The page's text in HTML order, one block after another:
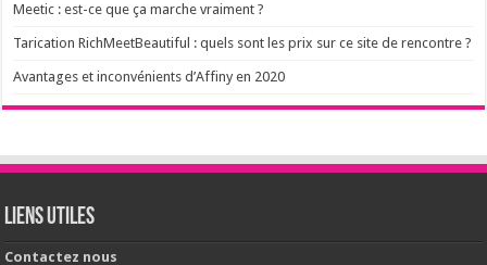
Meetic : est-ce que ça marche vraiment ?
Tarication RichMeetBeautiful : quels sont les prix sur ce site de rencontre ?
Avantages et inconvénients d’Affiny en 2020
Liens utiles
Contactez nous